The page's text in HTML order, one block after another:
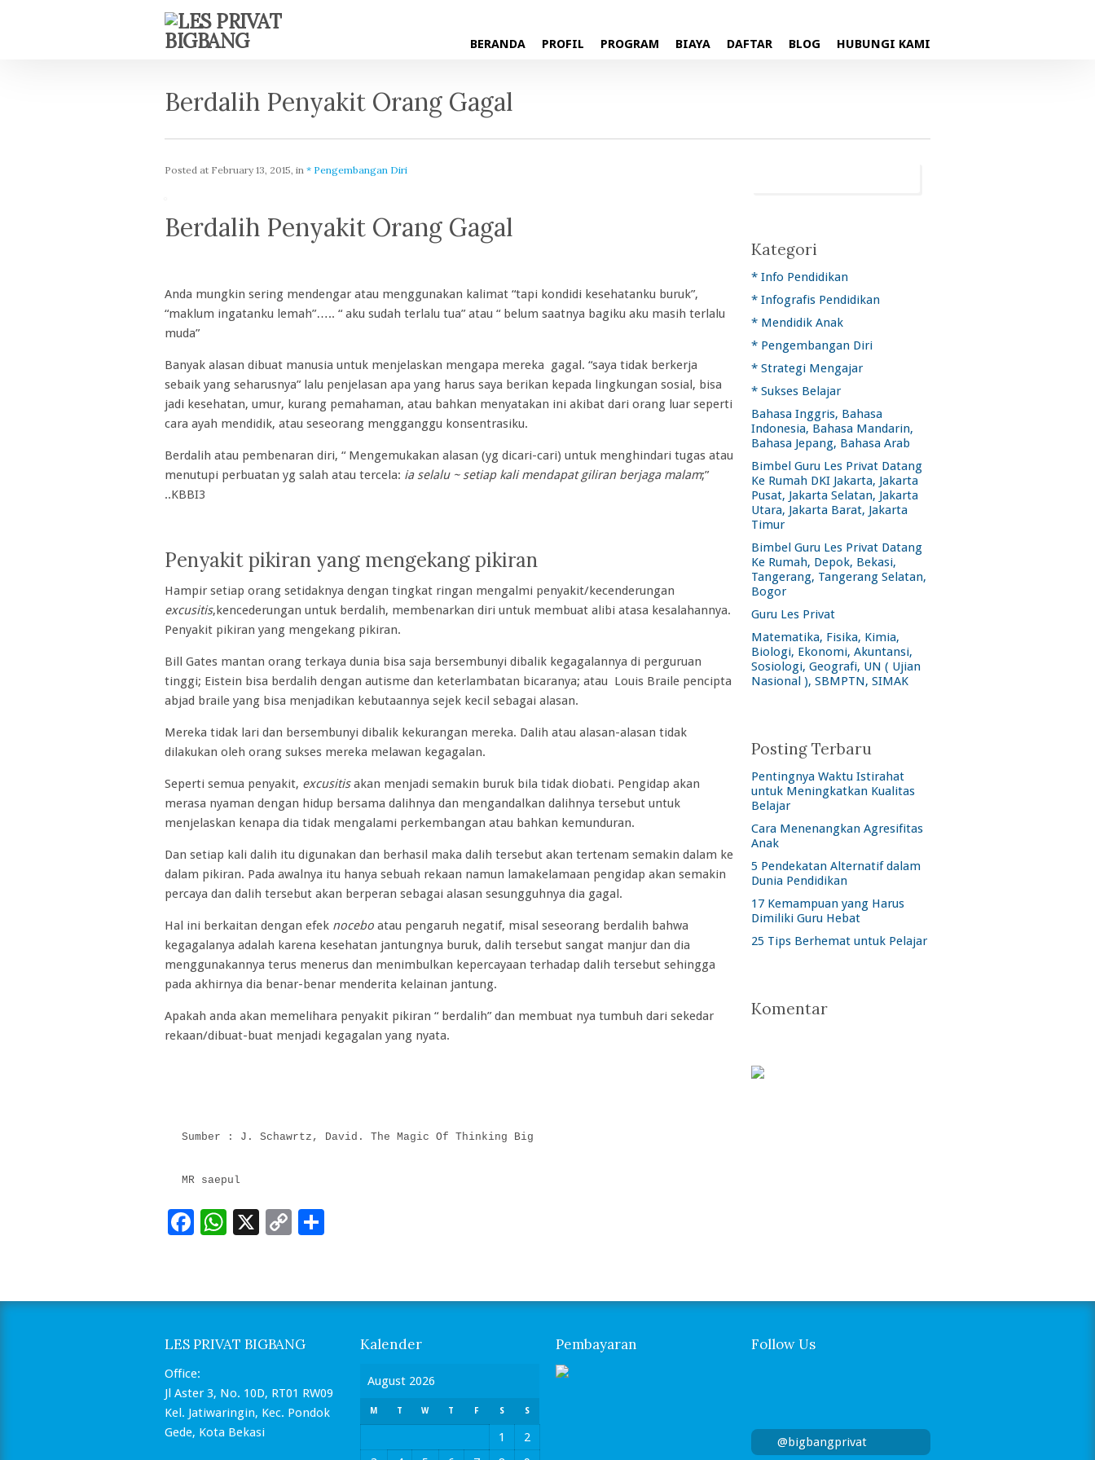
BERANDA PROFIL PROGRAM BIAYA DAFTAR BLOG HUBUNGI KAMI
Berdalih Penyakit Orang Gagal
Posted at February 13, 2015, in * Pengembangan Diri
Berdalih Penyakit Orang Gagal
Anda mungkin sering mendengar atau menggunakan kalimat “tapi kondidi kesehatanku buruk”,
“maklum ingatanku lemah”….. “ aku sudah terlalu tua” atau “ belum saatnya bagiku aku masih terlalu
muda”
Banyak alasan dibuat manusia untuk menjelaskan mengapa mereka gagal. “saya tidak berkerja
sebaik yang seharusnya” lalu penjelasan apa yang harus saya berikan kepada lingkungan sosial, bisa
jadi kesehatan, umur, kurang pemahaman, atau bahkan menyatakan ini akibat dari orang luar seperti
cara ayah mendidik, atau seseorang mengganggu konsentrasiku.
Berdalih atau pembenaran diri, “ Mengemukakan alasan (yg dicari-cari) untuk menghindari tugas atau
menutupi perbuatan yg salah atau tercela: ia selalu ~ setiap kali mendapat giliran berjaga malam;”
..KBBI3
Penyakit pikiran yang mengekang pikiran
Hampir setiap orang setidaknya dengan tingkat ringan mengalmi penyakit/kecenderungan
excusitis,kencederungan untuk berdalih, membenarkan diri untuk membuat alibi atasa kesalahannya.
Penyakit pikiran yang mengekang pikiran.
Bill Gates mantan orang terkaya dunia bisa saja bersembunyi dibalik kegagalannya di perguruan
tinggi; Eistein bisa berdalih dengan autisme dan keterlambatan bicaranya; atau Louis Braile pencipta
abjad braile yang bisa menjadikan kebutaannya sejek kecil sebagai alasan.
Mereka tidak lari dan bersembunyi dibalik kekurangan mereka. Dalih atau alasan-alasan tidak
dilakukan oleh orang sukses mereka melawan kegagalan.
Seperti semua penyakit, excusitisakan menjadi semakin buruk bila tidak diobati. Pengidap akan
merasa nyaman dengan hidup bersama dalihnya dan mengandalkan dalihnya tersebut untuk
menjelaskan kenapa dia tidak mengalami perkembangan atau bahkan kemunduran.
Dan setiap kali dalih itu digunakan dan berhasil maka dalih tersebut akan tertenam semakin dalam ke
dalam pikiran. Pada awalnya itu hanya sebuah rekaan namun lamakelamaan pengidap akan semakin
percaya dan dalih tersebut akan berperan sebagai alasan sesungguhnya dia gagal.
Hal ini berkaitan dengan efek nocebo atau pengaruh negatif, misal seseorang berdalih bahwa
kegagalanya adalah karena kesehatan jantungnya buruk, dalih tersebut sangat manjur dan dia
menggunakannya terus menerus dan menimbulkan kepercayaan terhadap dalih tersebut sehingga
pada akhirnya dia benar-benar menderita kelainan jantung.
Apakah anda akan memelihara penyakit pikiran “ berdalih” dan membuat nya tumbuh dari sekedar
rekaan/dibuat-buat menjadi kegagalan yang nyata.
Sumber : J. Schawrtz, David. The Magic Of Thinking Big
MR saepul
Facebook
WhatsApp
X
Copy
Kategori
* Info Pendidikan
* Infografis Pendidikan
* Mendidik Anak
* Pengembangan Diri
* Strategi Mengajar
* Sukses Belajar
Bahasa Inggris, Bahasa
Indonesia, Bahasa Mandarin,
Bahasa Jepang, Bahasa Arab
Bimbel Guru Les Privat Datang
Ke Rumah DKI Jakarta, Jakarta
Pusat, Jakarta Selatan, Jakarta
Utara, Jakarta Barat, Jakarta
Timur
Bimbel Guru Les Privat Datang
Ke Rumah, Depok, Bekasi,
Tangerang, Tangerang Selatan,
Bogor
Guru Les Privat
Matematika, Fisika, Kimia,
Biologi, Ekonomi, Akuntansi,
Sosiologi, Geografi, UN ( Ujian
Nasional ), SBMPTN, SIMAK
Posting Terbaru
Pentingnya Waktu Istirahat
untuk Meningkatkan Kualitas
Belajar
Cara Menenangkan Agresifitas
Anak
5 Pendekatan Alternatif dalam
Dunia Pendidikan
17 Kemampuan yang Harus
Dimiliki Guru Hebat
25 Tips Berhemat untuk Pelajar
Komentar
LES PRIVAT BIGBANG
Office:
Jl Aster 3, No. 10D, RT01 RW09
Kel. Jatiwaringin, Kec. Pondok
Gede, Kota Bekasi
Kalender
August 2026
M T W T F S S
1
2
Pembayaran Follow Us
@bigbangprivat